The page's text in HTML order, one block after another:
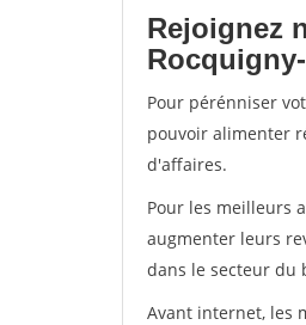
Rejoignez
Pour pérénniser
pouvoir alimenter
d'affaires.
Pour les meilleurs
augmenter leurs
dans le secteur du
Avant internet, les